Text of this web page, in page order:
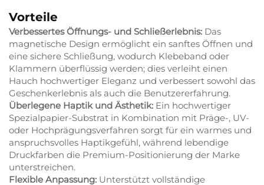
Vorteile
Verbessertes Öffnungs- und Schließerlebnis: Das
magnetische Design ermöglicht ein sanftes Öffnen und
eine sichere Schließung, wodurch Klebeband oder
Klammern überflüssig werden; dies verleiht einen
Hauch hochwertiger Eleganz und verbessert sowohl das
Geschenkerlebnis als auch die Benutzererfahrung.
Überlegene Haptik und Ästhetik: Ein hochwertiger
Spezialpapier-Substrat in Kombination mit Präge-, UV-
oder Hochprägungsverfahren sorgt für ein warmes und
anspruchsvolles Haptikgefühl, während lebendige
Druckfarben die Premium-Positionierung der Marke
unterstreichen.
Flexible Anpassung: Unterstützt vollständige